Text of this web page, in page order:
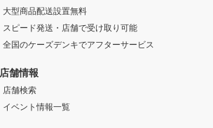
大型商品配送設置無料
スピード発送・店舗で受け取り可能
全国のケーズデンキでアフターサービス
店舗情報
店舗検索
イベント情報一覧